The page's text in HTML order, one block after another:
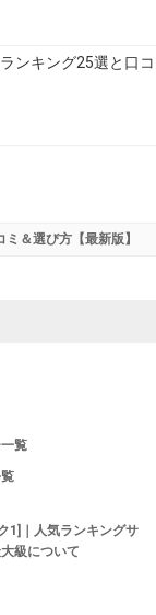
ンキング25選と口コ
＆選び方【最新版】
覧
1]｜人気ランキングサ
級について